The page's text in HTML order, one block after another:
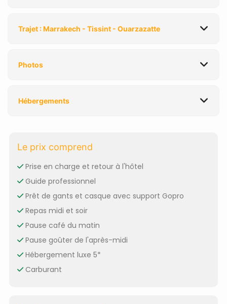
Trajet : Marrakech - Tissint - Ouarzazatte
Photos
Hébergements
Le prix comprend
Prise en charge et retour à l'hôtel
Guide professionnel
Prêt de gants et casque avec support Gopro
Repas midi et soir
Pause café du matin
Pause goûter de l'après-midi
Hébergement luxe 5*
Carburant